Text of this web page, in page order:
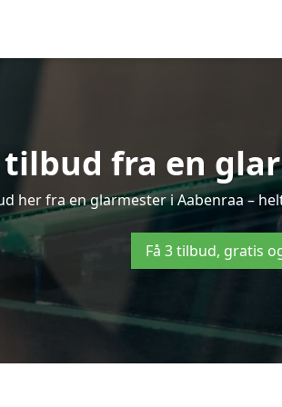
tilbud fra en
her fra en glarmester i Aabenraa –
Få 3 tilbud, gratis